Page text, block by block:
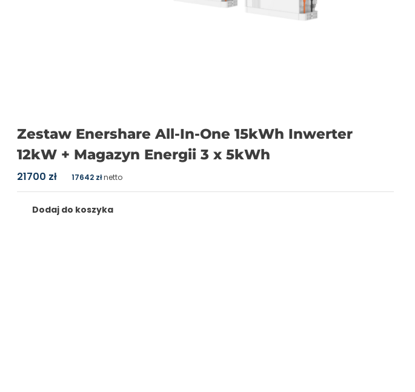
Zestaw Enershare All-In-One 15kWh Inwerter
12kW + Magazyn Energii 3 x 5kWh
21700 zł 17642 złnetto
Dodaj do koszyka